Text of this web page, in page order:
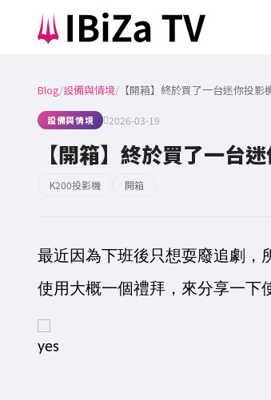
Blog/設備與情境/ 【開箱】終於買了一台迷你投影
設備與情境 2026-03-19
【開箱】終於買了一台
K200投影機 開箱
最近因為下班後只想耍廢追劇，
使用大概一個禮拜，來分享一下